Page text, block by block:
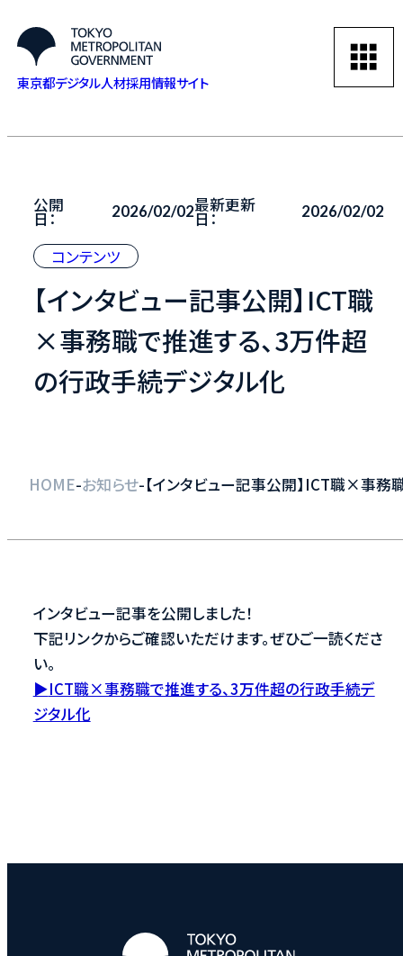
東京都デジタル人材採用情報サイト
公開
日： 2026/02/02最新更新
日： 2026/02/02
コンテンツ
【インタビュー記事公開】ICT職
×事務職で推進する、3万件超
の行政手続デジタル化
HOME-お知らせ-【インタビュー記事公開】ICT職×事
インタビュー記事を公開しました！
下記リンクからご確認いただけます。ぜひご一読くださ
い。
▶ICT職×事務職で推進する、3万件超の行政手続デ
ジタル化